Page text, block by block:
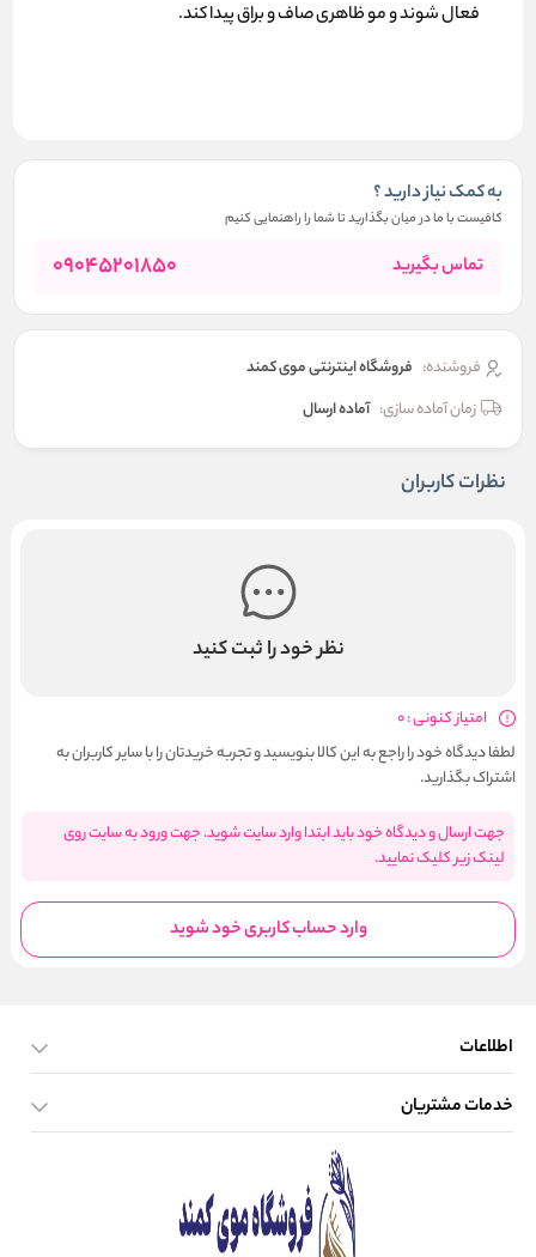
فعال شوند و مو ظاهری صاف و براق پیدا کند.
به کمک نیاز دارید ؟
کافیست با ما در میان بگذارید تا شما را راهنمایی کنیم
تماس بگیرید 09045201850
فروشنده: فروشگاه اینترنتی موی کمند
زمان آماده سازی: آماده ارسال
نظرات کاربران
نظر خود را ثبت کنید
امتیاز کنونی : 0
لطفا دیدگاه خود را راجع به این کالا بنویسید و تجربه خریدتان را با سایر کاربران به
اشتراک بگذارید.
جهت ارسال و دیدگاه خود باید ابتدا وارد سایت شوید. جهت ورود به سایت روی
لینک زیر کلیک نمایید.
وارد حساب کاربری خود شوید
اطلاعات
صفحه اصلی
خدمات مشتریان